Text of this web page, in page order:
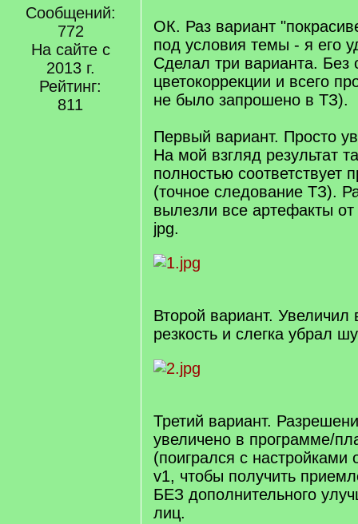
Сообщений:
772
На сайте с
2013 г.
Рейтинг:
811
]
ОК. Раз вариант
под условия темы - я его
Сделал три варианта. Без
цветокоррекции и всего
не было запрошено в ТЗ).
Первый вариант. Просто
На мой взгляд результат
полностью соответствует
(точное следование ТЗ).
вылезли все артефакты
jpg.
Второй вариант.
резкость и слегка убрал
Третий вариант.
увеличено в программе/
(поигрался с настройками
v1, чтобы получить
БЕЗ дополнительного
лиц.